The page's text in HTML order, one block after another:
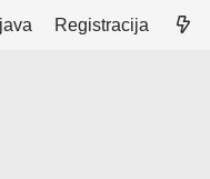
Registracija